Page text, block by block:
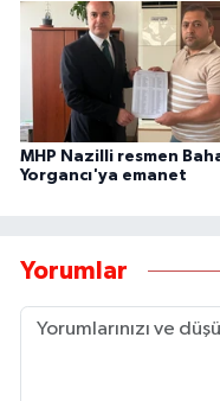
MHP Nazilli resmen
Yorgancı'ya emanet
Yorumlar